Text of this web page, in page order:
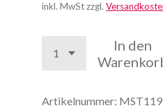
inkl. MwSt zzgl.
In den
Artikelnummer: